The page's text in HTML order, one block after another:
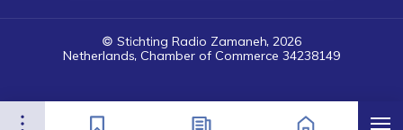
فهرست نشان‌گذاشته‌ها
© Stichting Radio Zamaneh, 2026
Netherlands, Chamber of Commerce 34238149